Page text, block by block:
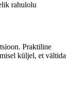
rahulolu
Praktiline
küljel, et vältida